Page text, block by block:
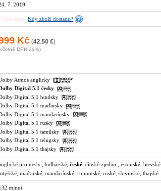
7. 2019
Kdy zboží dostanu?
Kč (42,50 €)
DPH 21%)
Atmos anglicky
Digital 5.1 česky
Digital 5.1 hindsky
Digital 5.1 maďarsky
Digital 5.1 mandarínsky
Digital 5.1 rusky
Digital 5.1 tamilsky
Digital 5.1 telugsky
Digital 5.1 thajsky
pro nesly., bulharské, české , čínské zjedno., estonské, litevské,
maďarské, mandarínské, rumunské, ruské, slovinské, thajské
minut